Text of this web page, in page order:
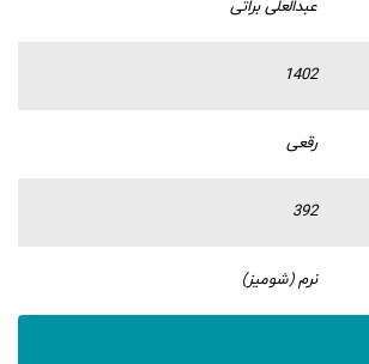
عبدالعلی براتی
1402
رقعی
392
نرم (شومیز)